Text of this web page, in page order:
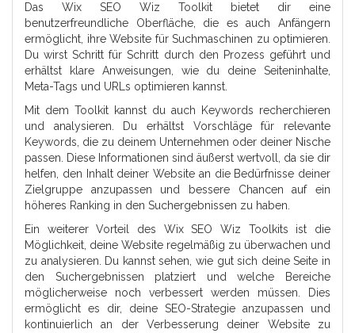
Das Wix SEO Wiz Toolkit bietet dir eine
benutzerfreundliche Oberfläche, die es auch Anfängern
ermöglicht, ihre Website für Suchmaschinen zu optimieren.
Du wirst Schritt für Schritt durch den Prozess geführt und
erhältst klare Anweisungen, wie du deine Seiteninhalte,
Meta-Tags und URLs optimieren kannst.
Mit dem Toolkit kannst du auch Keywords recherchieren
und analysieren. Du erhältst Vorschläge für relevante
Keywords, die zu deinem Unternehmen oder deiner Nische
passen. Diese Informationen sind äußerst wertvoll, da sie dir
helfen, den Inhalt deiner Website an die Bedürfnisse deiner
Zielgruppe anzupassen und bessere Chancen auf ein
höheres Ranking in den Suchergebnissen zu haben.
Ein weiterer Vorteil des Wix SEO Wiz Toolkits ist die
Möglichkeit, deine Website regelmäßig zu überwachen und
zu analysieren. Du kannst sehen, wie gut sich deine Seite in
den Suchergebnissen platziert und welche Bereiche
möglicherweise noch verbessert werden müssen. Dies
ermöglicht es dir, deine SEO-Strategie anzupassen und
kontinuierlich an der Verbesserung deiner Website zu